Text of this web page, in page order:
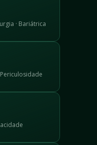
· Bariátrica
Periculosidade